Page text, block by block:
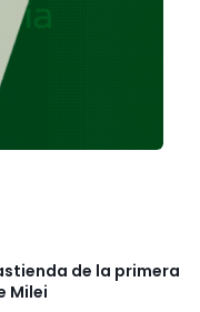
de la primera
Milei